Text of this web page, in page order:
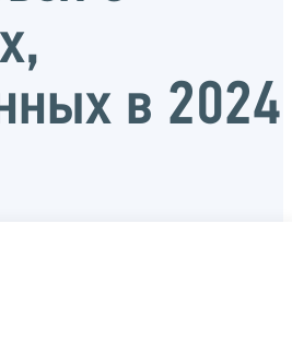
в 2024